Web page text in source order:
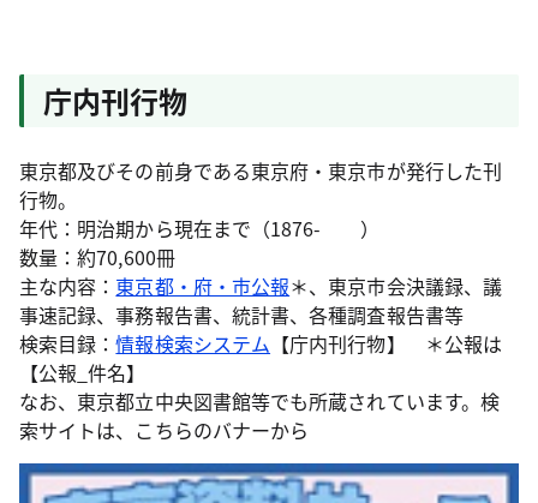
庁内刊行物
東京都及びその前身である東京府・東京市が発行した刊
行物。
年代：明治期から現在まで（1876- ）
数量：約70,600冊
主な内容： 東京都・府・市公報＊、東京市会決議録、議
事速記録、事務報告書、統計書、各種調査報告書等
検索目録：情報検索システム 【庁内刊行物】 ＊公報は
【公報_件名】
なお、東京都立中央図書館等でも所蔵されています。検
索サイトは、こちらのバナーから